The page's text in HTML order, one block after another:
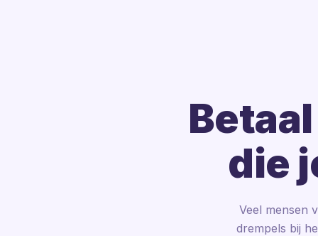
die
Veel mensen
drempels bij